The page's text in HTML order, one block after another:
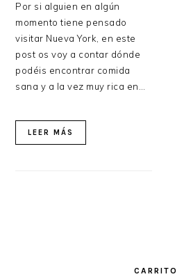
Por si alguien en algún
momento tiene pensado
visitar Nueva York, en este
post os voy a contar dónde
podéis encontrar comida
sana y a la vez muy rica en…
LEER MÁS
CARRITO